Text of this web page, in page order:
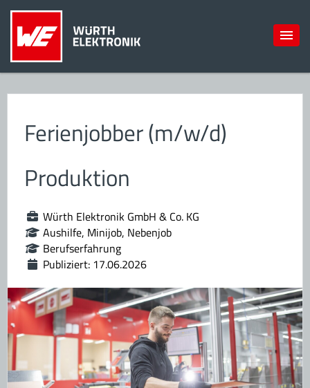
Ferienjobber (m/w/d)
Produktion
Würth Elektronik GmbH & Co. KG
Aushilfe, Minijob, Nebenjob
Berufserfahrung
Publiziert: 17.06.2026